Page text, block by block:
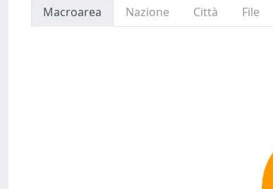
Macroarea Nazione Città File